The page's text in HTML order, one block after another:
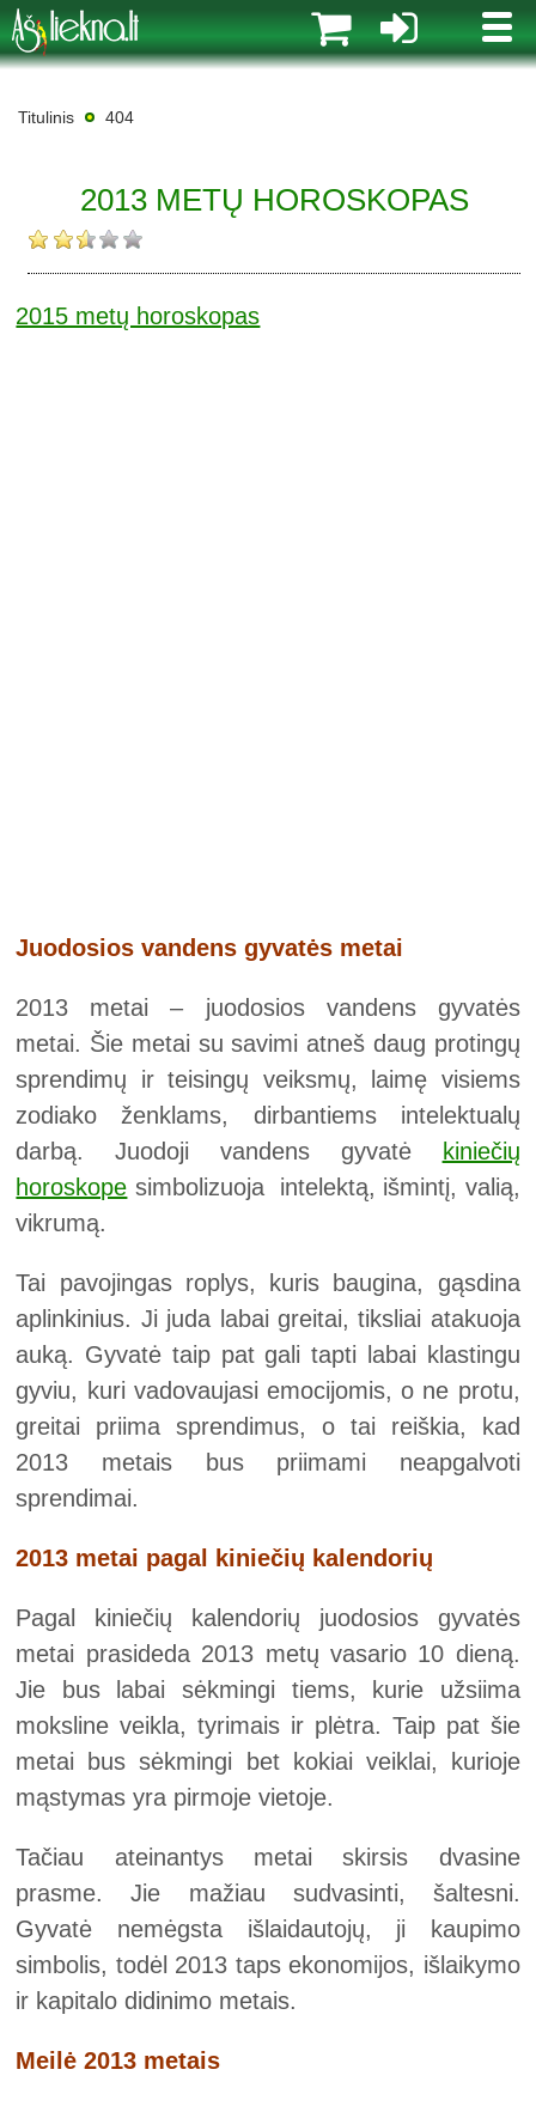
MENIU
Titulinis 404
2013 METŲ HOROSKOPAS
2015 metų horoskopas
Juodosios vandens gyvatės metai
2013 metai – juodosios vandens gyvatės
metai. Šie metai su savimi atneš daug protingų
sprendimų ir teisingų veiksmų, laimę visiems
zodiako ženklams, dirbantiems intelektualų
darbą. Juodoji vandens gyvatė
kiniečių
horoskope simbolizuoja intelektą, išmintį, valią,
vikrumą.
Tai pavojingas roplys, kuris baugina, gąsdina
aplinkinius. Ji juda labai greitai, tiksliai atakuoja
auką. Gyvatė taip pat gali tapti labai klastingu
gyviu, kuri vadovaujasi emocijomis, o ne protu,
greitai priima sprendimus, o tai reiškia, kad
2013 metais bus priimami neapgalvoti
sprendimai.
2013 metai pagal kiniečių kalendorių
Pagal kiniečių kalendorių juodosios gyvatės
metai prasideda 2013 metų vasario 10 dieną.
Jie bus labai sėkmingi tiems, kurie užsiima
moksline veikla, tyrimais ir plėtra. Taip pat šie
metai bus sėkmingi bet kokiai veiklai, kurioje
mąstymas yra pirmoje vietoje.
Tačiau ateinantys metai skirsis dvasine
prasme. Jie mažiau sudvasinti, šaltesni.
Gyvatė nemėgsta išlaidautojų, ji kaupimo
simbolis, todėl 2013 taps ekonomijos, išlaikymo
ir kapitalo didinimo metais.
Meilė 2013 metais